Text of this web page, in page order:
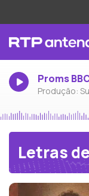
Proms
Produção:
Letras